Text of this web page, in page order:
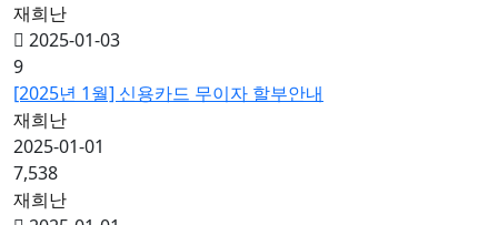
재희난
2025-01-03
9
[2025년 1월] 신용카드 무이자 할부안내
재희난
2025-01-01
7,538
재희난